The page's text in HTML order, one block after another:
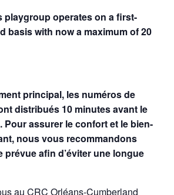
playgroup operates on a first-
basis with now a maximum of 20
principal, les numéros de
distribués 10 minutes avant le
Pour assurer le confort et le bien-
nous vous recommandons
prévue afin d’éviter une longue
au CRC Orléans-Cumberland